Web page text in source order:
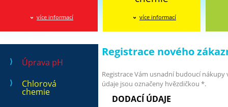
více informací více informací
Úprava pH
Chlorová
chemie
Registrace nového
Registrace Vám usnadní budoucí
údaje jsou označeny hvězdičkou *.
DODACÍ ÚDAJE